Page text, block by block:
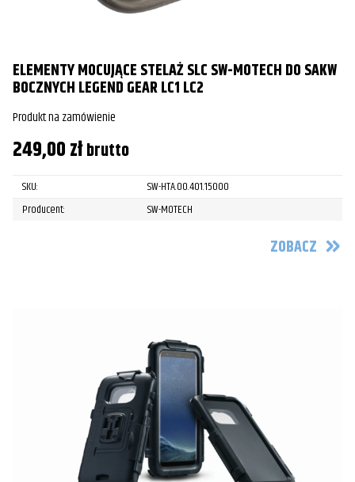
ELEMENTY MOCUJĄCE STELAŻ SLC SW-MOTECH DO SAKW
BOCZNYCH LEGEND GEAR LC1 LC2
Produkt na zamówienie
249,00złbrutto
SKU:
SW-HTA.00.401.15000
Producent:
SW-MOTECH
ZOBACZ